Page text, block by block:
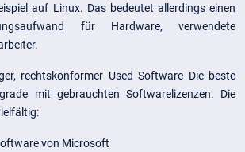
auf Linux. Das bedeutet allerdings einen
für Hardware, verwendete
rechtskonformer Used Software Die beste
mit gebrauchten Softwarelizenzen. Die
von Microsoft